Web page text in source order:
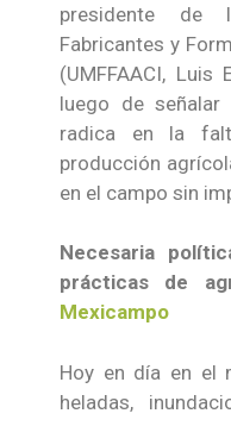
presidente de
Fabricantes y
(UMFFAACI, Luis
luego de señalar
radica en la
producción
en el campo sin
Necesaria
prácticas de
Mexicampo
Hoy en día en el
heladas,